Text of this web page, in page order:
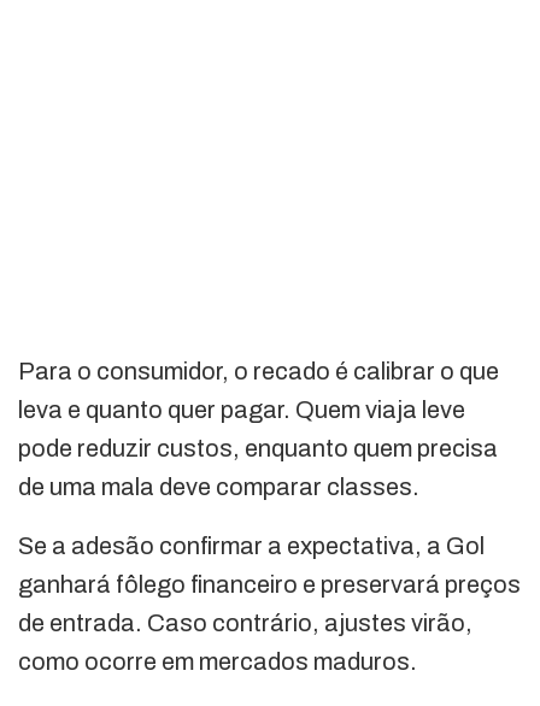
Para o consumidor, o recado é calibrar o que
leva e quanto quer pagar. Quem viaja leve
pode reduzir custos, enquanto quem precisa
de uma mala deve comparar classes.
Se a adesão confirmar a expectativa, a Gol
ganhará fôlego financeiro e preservará preços
de entrada. Caso contrário, ajustes virão,
como ocorre em mercados maduros.